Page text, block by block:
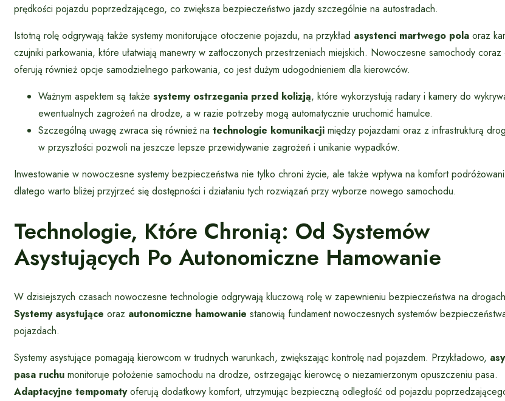
prędkości pojazdu poprzedzającego, co zwiększa bezpieczeństwo jazdy szczególnie na autostradach.
Istotną rolę odgrywają także systemy monitorujące otoczenie pojazdu, na przykład asystenci martwego pola oraz
czujniki parkowania, które ułatwiają manewry w zatłoczonych przestrzeniach miejskich. Nowoczesne samochody coraz
oferują również opcje samodzielnego parkowania, co jest dużym udogodnieniem dla kierowców.
Ważnym aspektem są także systemy ostrzegania przed kolizją, które wykorzystują radary i kamery do
ewentualnych zagrożeń na drodze, a w razie potrzeby mogą automatycznie uruchomić hamulce.
Szczególną uwagę zwraca się również na technologie komunikacji między pojazdami oraz z infrastrukturą
w przyszłości pozwoli na jeszcze lepsze przewidywanie zagrożeń i unikanie wypadków.
Inwestowanie w nowoczesne systemy bezpieczeństwa nie tylko chroni życie, ale także wpływa na komfort
dlatego warto bliżej przyjrzeć się dostępności i działaniu tych rozwiązań przy wyborze nowego samochodu.
Technologie, Które Chronią: Od Systemów
Asystujących Po Autonomiczne Hamowanie
W dzisiejszych czasach nowoczesne technologie odgrywają kluczową rolę w zapewnieniu bezpieczeństwa na
Systemy asystujące oraz autonomiczne hamowanie stanowią fundament nowoczesnych systemów
pojazdach.
Systemy asystujące pomagają kierowcom w trudnych warunkach, zwiększając kontrolę nad pojazdem. Przykładowo,
pasa ruchu monitoruje położenie samochodu na drodze, ostrzegając kierowcę o niezamierzonym opuszczeniu pasa.
Adaptacyjne tempomatyoferują dodatkowy komfort, utrzymując bezpieczną odległość od pojazdu